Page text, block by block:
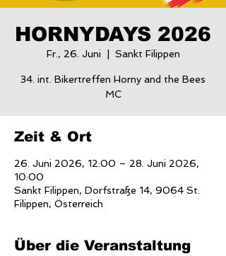
HORNYDAYS 2026
Fr., 26. Juni Sankt Filippen
34. int. Bikertreffen Horny and the Bees
MC
Zeit & Ort
26. Juni 2026, 12:00 – 28. Juni 2026,
10:00
Sankt Filippen, Dorfstraße 14, 9064 St.
Filippen, Österreich
Über die Veranstaltung